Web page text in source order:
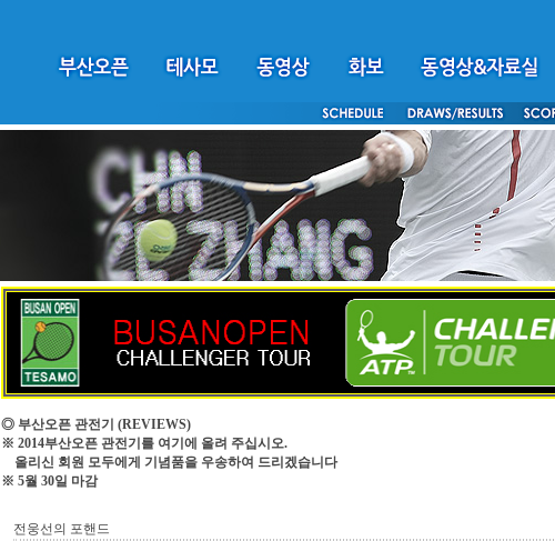
◎ 부산오픈 관전기 (REVIEWS)
※ 2014부산오픈 관전기를 여기에 올려 주십시오.
올리신 회원 모두에게 기념품을 우송하여 드리겠습니다
※ 5월 30일 마감
전웅선의 포핸드